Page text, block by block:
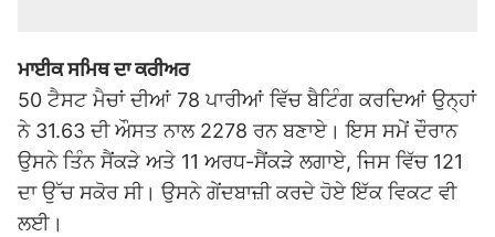
ਮਾਈਕ ਸਮਿਥ ਦਾ ਕਰੀਅਰ
50 ਟੈਸਟ ਮੈਚਾਂ ਦੀਆਂ 78 ਪਾਰੀਆਂ ਵਿੱਚ ਬੈਟਿੰਗ ਕਰਦਿਆਂ ਉਨ੍ਹਾਂ
ਨੇ 31.63 ਦੀ ਔਸਤ ਨਾਲ 2278 ਰਨ ਬਣਾਏ। ਇਸ ਸਮੇਂ ਦੌਰਾਨ
ਉਸਨੇ ਤਿੰਨ ਸੈਂਕੜੇ ਅਤੇ 11 ਅਰਧ-ਸੈਂਕੜੇ ਲਗਾਏ, ਜਿਸ ਵਿੱਚ 121
ਦਾ ਉੱਚ ਸਕੋਰ ਸੀ। ਉਸਨੇ ਗੇਂਦਬਾਜ਼ੀ ਕਰਦੇ ਹੋਏ ਇੱਕ ਵਿਕਟ ਵੀ
ਲਈ।